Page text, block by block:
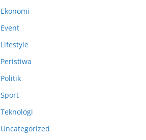
Ekonomi
Event
Lifestyle
Peristiwa
Politik
Sport
Teknologi
Uncategorized